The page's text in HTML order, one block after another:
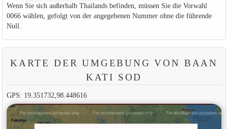
Wenn Sie sich außerhalb Thailands befinden, müssen Sie die Vorwahl
0066 wählen, gefolgt von der angegebenen Nummer ohne die führende
Null.
KARTE DER UMGEBUNG VON BAAN
KATI SOD
GPS: 19.351732,98.448616